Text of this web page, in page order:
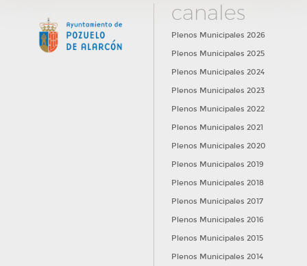
canales
Plenos Municipales 2026
Plenos Municipales 2025
Plenos Municipales 2024
Plenos Municipales 2023
Plenos Municipales 2022
Plenos Municipales 2021
Plenos Municipales 2020
Plenos Municipales 2019
Plenos Municipales 2018
Plenos Municipales 2017
Plenos Municipales 2016
Plenos Municipales 2015
Plenos Municipales 2014